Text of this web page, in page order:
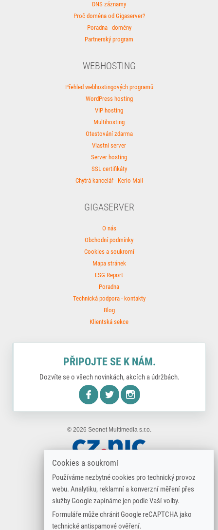
Cookies a soukromí
Používáme nezbytné cookies pro technický provoz
webu. Analytiku, reklamní a konverzní měření přes
služby Google zapínáme jen podle Vaší volby.
Formuláře může chránit Google reCAPTCHA jako
technické antispamové ověření.
DNS záznamy
Proč doména od Gigaserver?
Poradna - domény
Partnerský program
WEBHOSTING
Přehled webhostingových programů
WordPress hosting
VIP hosting
Multihosting
Otestování zdarma
Vlastní server
Server hosting
SSL certifikáty
Chytrá kancelář - Kerio Mail
GIGASERVER
O nás
Obchodní podmínky
Cookies a soukromí
Mapa stránek
ESG Report
Poradna
Technická podpora - kontakty
Blog
Klientská sekce
PŘIPOJTE SE K NÁM.
Dozvíte se o všech novinkách, akcích a údržbách.
© 2026 Seonet Multimedia s.r.o.